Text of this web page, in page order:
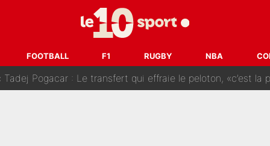
FOOTBALL F1 RUGBY NBA
: Les coulisses de la décision de Lucas Chevalier pour
sur CNews, un ancien journaliste de France Télévisions relance la
Tadej Pogacar : Le transfert qui effraie le peloton, «c’est la